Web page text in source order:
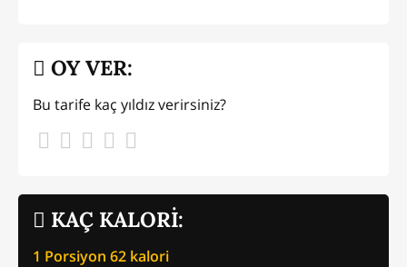
KAÇ KALORİ:
1 Porsiyon 62 kalori
OY VER:
Bu tarife kaç yıldız verirsiniz?